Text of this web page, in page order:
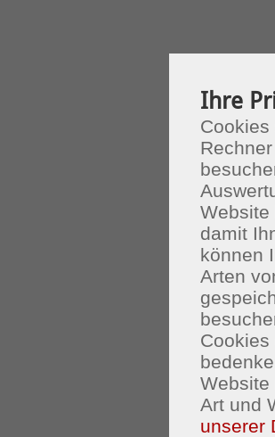
Ihre
Website
damit
können
Arten
Website
Art und
unserer